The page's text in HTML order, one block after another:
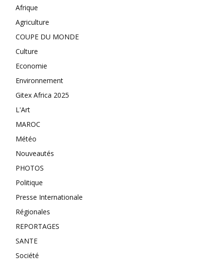
Afrique
Agriculture
COUPE DU MONDE
Culture
Economie
Environnement
Gitex Africa 2025
L'Art
MAROC
Météo
Nouveautés
PHOTOS
Politique
Presse Internationale
Régionales
REPORTAGES
SANTE
Société